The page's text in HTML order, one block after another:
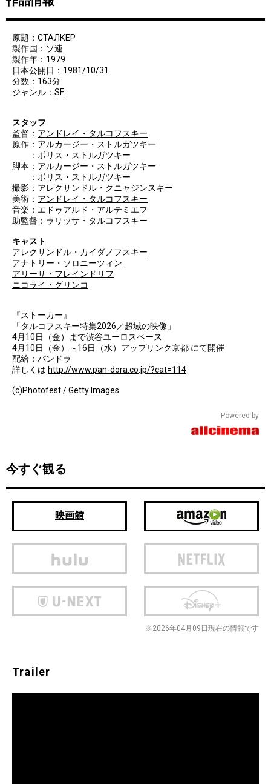
原題：СТАЛКЕР
製作国：ソ連
製作年：1979
日本公開日：1981/10/31
分数：163分
ジャンル： SF
スタッフ
監督： アンドレイ・タルコフスキー
原作：アルカージー・ストルガツキー
：ボリス・ストルガツキー
脚本：アルカージー・ストルガツキー
：ボリス・ストルガツキー
撮影：アレクサンドル・クニャジンスキー
美術： アンドレイ・タルコフスキー
音楽：エドゥアルド・アルテミエフ
助監督：ラリッサ・タルコフスキー
キャスト
アレクサンドル・カイダノフスキー
アナトリー・ソロニーツィン
アリーサ・フレインドリフ
ニコライ・グリンコ
『ストーカー』
「タルコフスキー特集2026／超域の映像」
4月10日（金）まで渋谷ユーロスペース
4月10日（金）～16日（水）アップリンク京都 にて開催
配給：パンドラ
詳しくは http://www.pan-dora.co.jp/?cat=114
(c)Photofest / Getty Images
Powered by
今すぐ観る
映画館
※2026年04月09日現在の情報です
Trailer